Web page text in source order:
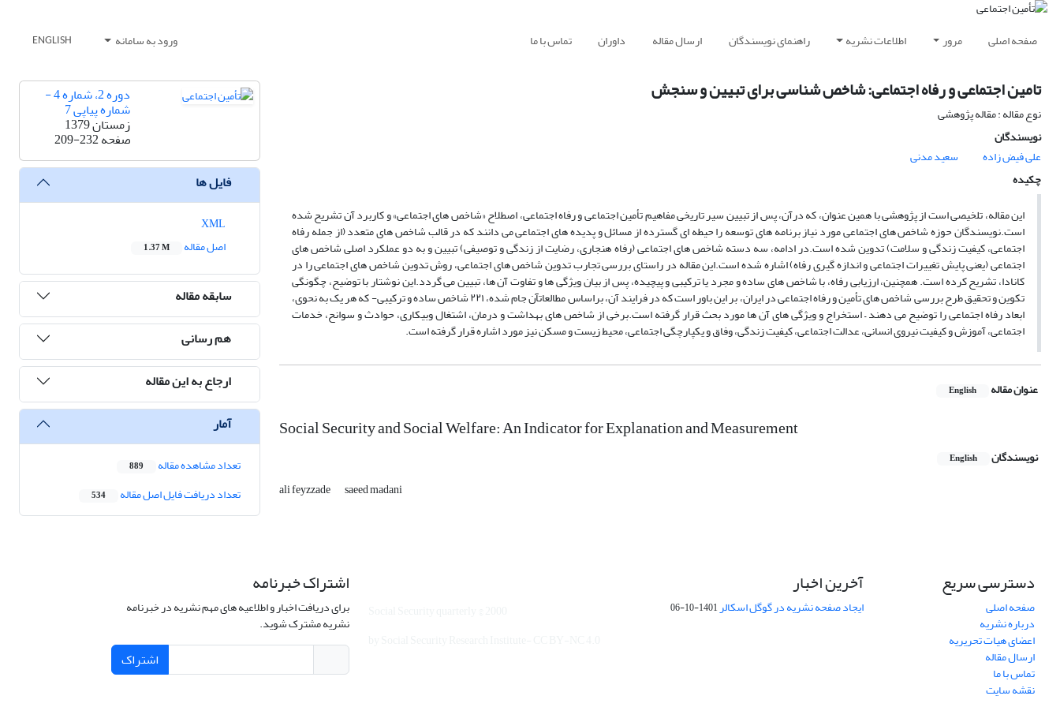
صفحه اصلی مرور اطلاعات نشریه راهنمای نویسندگان ارسال مقاله داوران تماس با ما ورود به سامانه ENGLISH
تامین اجتماعی و رفاه اجتماعی: شاخص شناسی برای تبیین و سنجش
نوع مقاله : مقاله پژوهشی
نویسندگان
علی فیض زاده
سعید مدنی
چکیده
این مقاله، تلخیصی است از پژوهشی با همین عنوان، که درآن، پس از تبیین سیر تاریخی مفاهیم تأمین اجتماعی و رفاه اجتماعی، اصطلاح «شاخص های اجتماعی» و کاربرد آن تشریح شده
است.نویسندگان حوزه شاخص های اجتماعی مورد نیاز برنامه های توسعه را حیطه ای گسترده از مسائل و پدیده های اجتماعی می دانند که در قالب شاخص های متعدد (از جمله رفاه
اجتماعی، کیفیت زندگی و سلامت) تدوین شده است.در ادامه، سه دسته شاخص های اجتماعی (رفاه هنجاری، رضایت از زندگی و توصیفی) تبیین و به دو عملکرد اصلی شاخص های
اجتماعی (یعنی پایش تغییرات اجتماعی و اندازه گیری رفاه) اشاره شده است.این مقاله در راستای بررسی تجارب تدوین شاخص های اجتماعی، روش تدوین شاخص های اجتماعی را در
کانادا، تشریح کرده است. همچنین، ارزیابی رفاه، با شاخص های ساده و مجرد یا ترکیبی و پیچیده، پس از بیان ویژگی ها و تفاوت آن ها، تبیین می گردد.این نوشتار با توضیح، چگونگی
تکوین و تحقیق طرح بررسی شاخص های تأمین و رفاه اجتماعی در ایران، بر این باور است که در فرایند آن، براساس مطالعاتآن جام شده، ۲۲۱ شاخص ساده و ترکیبی- که هر یک به نحوی،
ابعاد رفاه اجتماعی را توضیح می دهند – استخراج و ویژگی های آن ها مورد بحث قرار گرفته است.برخی از شاخص های بهداشت و درمان، اشتغال وبیکاری، حوادث و سوانح، خدمات
اجتماعی، آموزش و کیفیت نیروی انسانی، عدالت اجتماعی، کیفیت زندگی، وفاق و یکپارچگی اجتماعی، محیط زیست و مسکن نیز مورد اشاره قرار گرفته است.
عنوان مقاله English
Social Security and Social Welfare: An Indicator for Explanation and Measurement
نویسندگان English
ali feyzzade saeed madani
دوره 2، شماره 4 -
شماره پیاپی 7
زمستان 1379
صفحه209-232
فایل ها
اصل مقاله
1.37 M
سابقه مقاله
هم رسانی
ارجاع به این مقاله
آمار
تعداد مشاهده مقاله 889
تعداد دریافت فایل اصل مقاله 534
دسترسی سریع
صفحه اصلی
درباره نشریه
اعضای هیات تحریریه
ارسال مقاله
تماس با ما
نقشه سایت
آخرین اخبار
ایجاد صفحه نشریه در گوگل اسکالر1401-10-06
اشتراک خبرنامه
برای دریافت اخبار و اطلاعیه های مهم نشریه در خبرنامه
نشریه مشترک شوید.
اشتراک